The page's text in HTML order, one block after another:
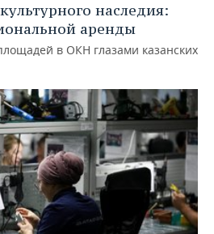
наследия:
аренды
в ОКН глазами казанских